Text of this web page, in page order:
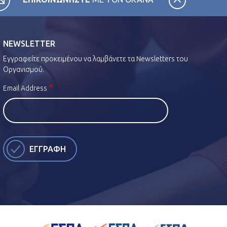
όρους χρήσης
NEWSLETTER
Εγγραφείτε προκειμένου να λαμβάνετε τα Newsletters του
Οργανισμού.
Email Address
ΕΓΓΡΑΦΗ